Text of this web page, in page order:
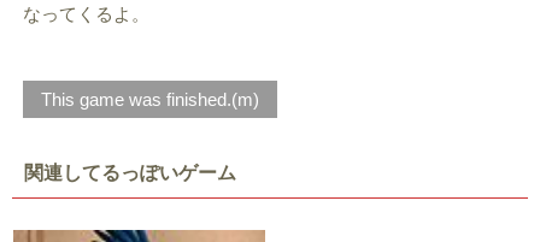
なってくるよ。
This game was finished.(m)
関連してるっぽいゲーム